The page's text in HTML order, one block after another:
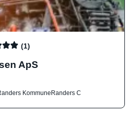
(1)
ApS
KommuneRanders C